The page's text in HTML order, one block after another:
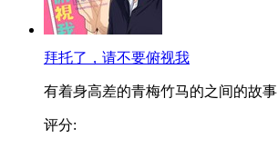
拜托了，请不要俯视我
有着身高差的青梅竹马的之间的故事
评分: